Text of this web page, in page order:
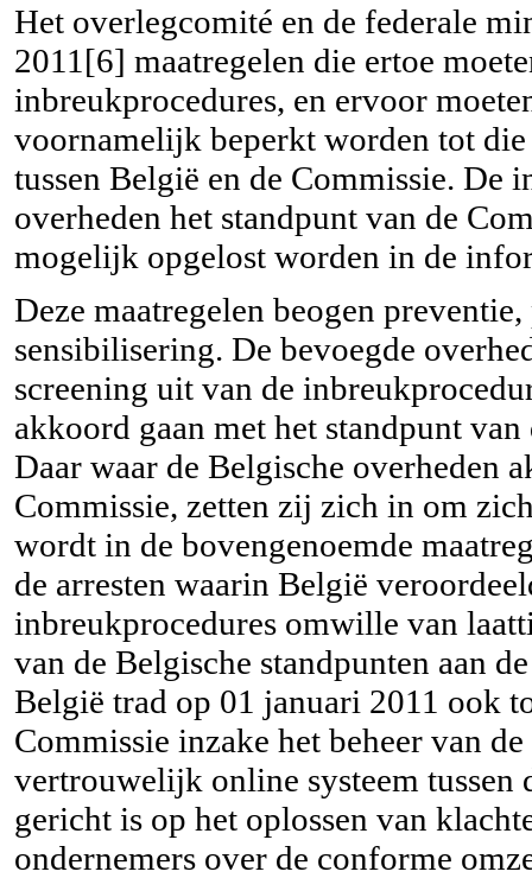
Het overlegcomité en de federale
2011[6] maatregelen die ertoe
inbreukprocedures, en ervoor
voornamelijk beperkt worden tot die
tussen België en de Commissie. De
overheden het standpunt van de
mogelijk opgelost worden in de
Deze maatregelen beogen
sensibilisering. De bevoegde
screening uit van de
akkoord gaan met het standpunt
Daar waar de Belgische overheden
Commissie, zetten zij zich in om
wordt in de bovengenoemde
de arresten waarin België
inbreukprocedures omwille van
van de Belgische standpunten aan
België trad op 01 januari 2011 ook
Commissie inzake het beheer van
vertrouwelijk online systeem tussen
gericht is op het oplossen van
ondernemers over de conforme